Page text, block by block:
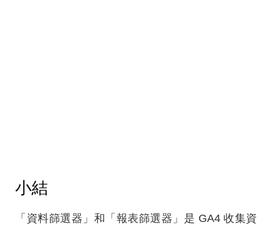
小結
「資料篩選器」和「報表篩選器」是 GA4 收集資